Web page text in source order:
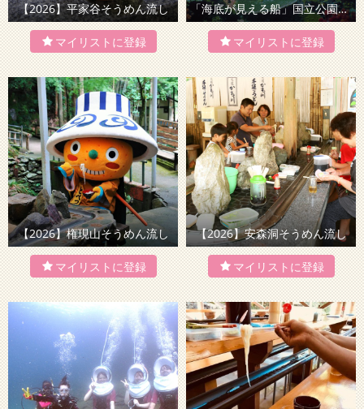
【2026】平家谷そうめん流し 「海底が見える船」国立公園を巡るクルーズ！
【2026】権現山そうめん流し 【2026】安森洞そうめん流し